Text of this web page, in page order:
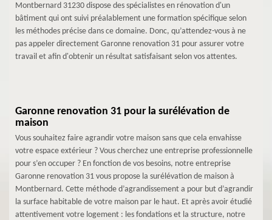
Montbernard 31230 dispose des spécialistes en rénovation d'un
bâtiment qui ont suivi préalablement une formation spécifique selon
les méthodes précise dans ce domaine. Donc, qu’attendez-vous à ne
pas appeler directement Garonne renovation 31 pour assurer votre
travail et afin d'obtenir un résultat satisfaisant selon vos attentes.
Garonne renovation 31 pour la surélévation de
maison
Vous souhaitez faire agrandir votre maison sans que cela envahisse
votre espace extérieur ? Vous cherchez une entreprise professionnelle
pour s’en occuper ? En fonction de vos besoins, notre entreprise
Garonne renovation 31 vous propose la surélévation de maison à
Montbernard. Cette méthode d’agrandissement a pour but d’agrandir
la surface habitable de votre maison par le haut. Et après avoir étudié
attentivement votre logement : les fondations et la structure, notre